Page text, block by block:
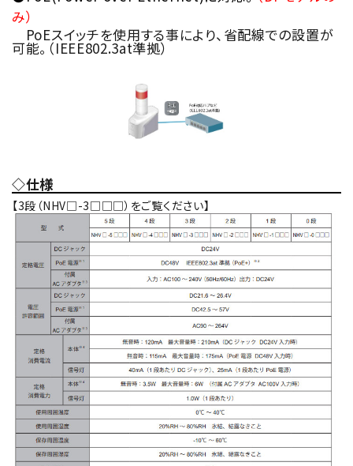
み）
PoEスイッチを使用する事により、省配線での設置が
可能。（IEEE802.3at準拠）
◇仕様
【3段（NHV□-3□□□）をご覧ください】